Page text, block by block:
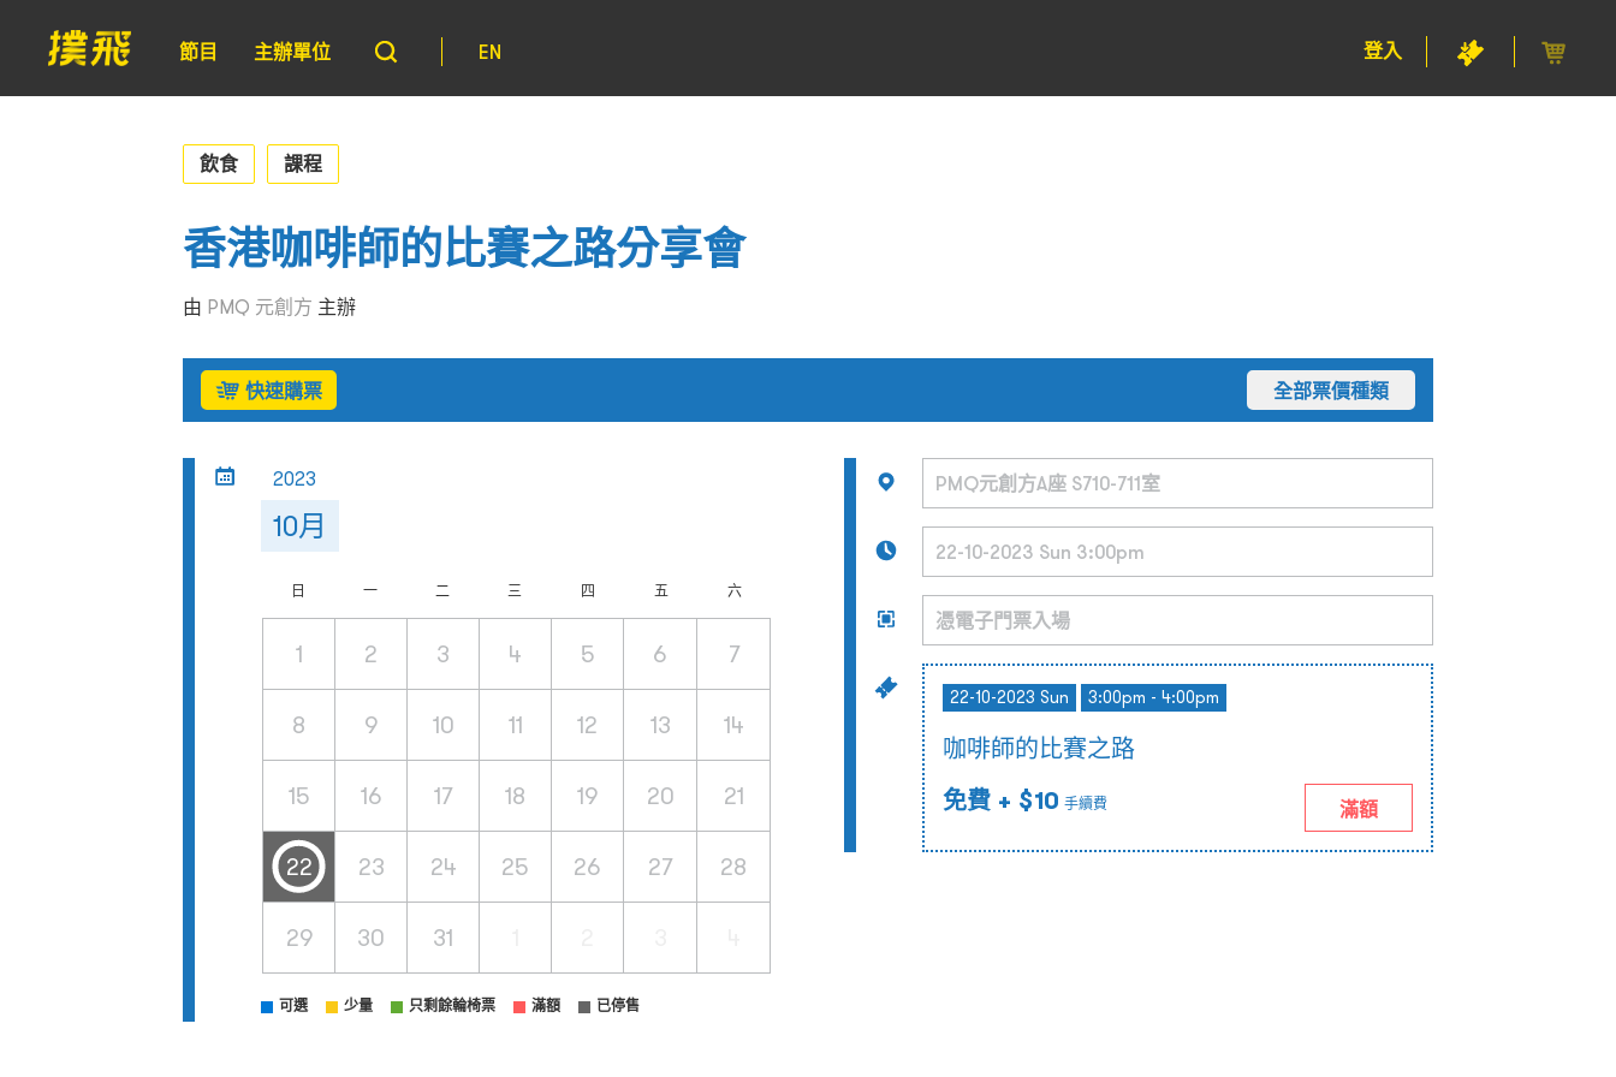
節目 主辦單位 EN 登入
飲食 課程
香港咖啡師的比賽之路分享會
由 PMQ 元創方 主辦
快速購票 全部票價種類
2023
10月
日 一 二 三 四 五 六
1 2 3 4 5 6 7
8 9 10 11 12 13 14
15 16 17 18 19 20 21
22 23 24 25 26 27 28
29 30 31
可選 少量 只剩餘輪椅票 滿額 已停售
22-10-2023 Sun 3:00pm - 4:00pm
咖啡師的比賽之路
免費 + $10 手續費 滿額